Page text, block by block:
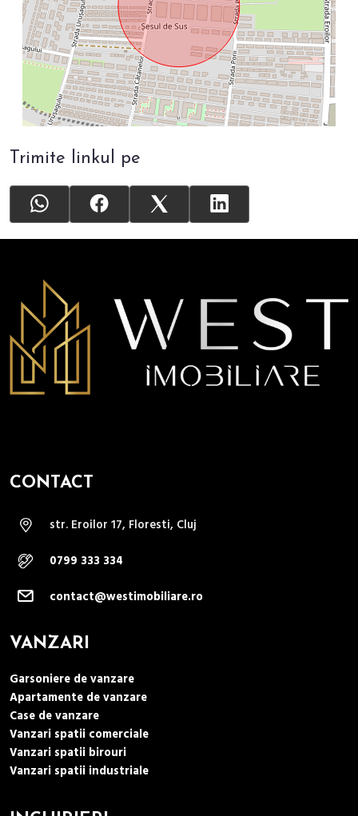
Trimite linkul pe
CONTACT
str. Eroilor 17, Floresti, Cluj
0799 333 334
contact@westimobiliare.ro
VANZARI
Garsoniere de vanzare
Apartamente de vanzare
Case de vanzare
Vanzari spatii comerciale
Vanzari spatii birouri
Vanzari spatii industriale